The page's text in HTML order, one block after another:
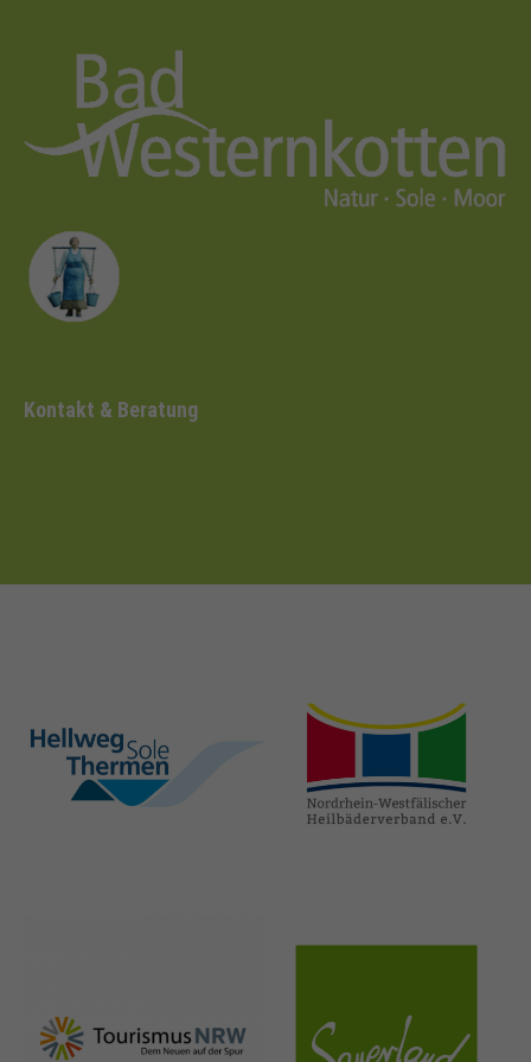
Kontakt & Beratung
hellweg-sole-
thermen.de
heilbaeder.de
nrw-
tourismus.de
sauerland.co
m